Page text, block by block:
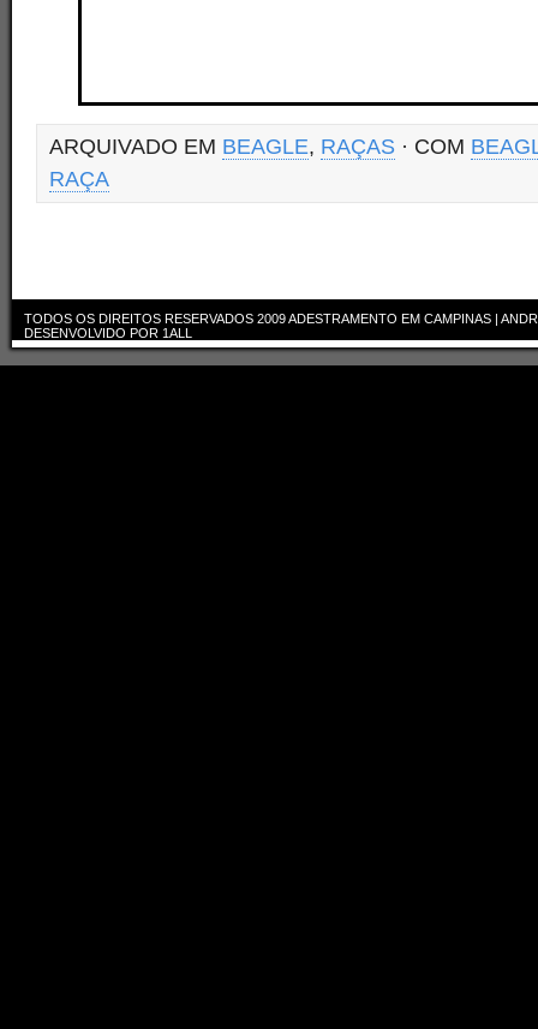
ARQUIVADO EM BEAGLE, RAÇAS · COM
RAÇA
TODOS OS DIREITOS RESERVADOS 2009ADESTRAMENTO EM CAMPINAS |
DESENVOLVIDO POR 1ALL